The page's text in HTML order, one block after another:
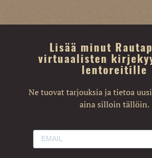
Lisää minut
virtuaalisten
lentoreitille
Ne tuovat tarjouksia ja tietoa
aina silloin tällöin.